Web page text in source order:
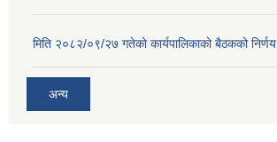
मिति २०८२/०९/२७ गतेकाे कार्यपालिकाको बैठकको निर्णय
अन्य